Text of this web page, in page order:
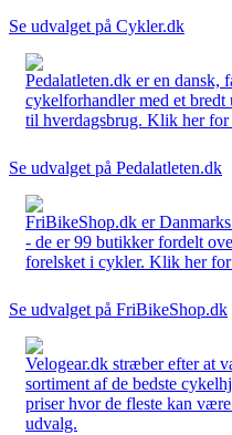
Se udvalget på Cykler.dk
Pedalatleten.dk er en dansk,
cykelforhandler med et
til hverdagsbrug. Klik her for
Se udvalget på Pedalatleten.dk
FriBikeShop.dk er
- de er 99 butikker fordelt
forelsket i cykler. Klik her for
Se udvalget på FriBikeShop.dk
Velogear.dk stræber efter at
sortiment af de bedste
priser hvor de fleste kan
udvalg.